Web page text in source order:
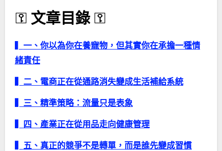
⚿ 文章目錄⚿
一、你以為你在養寵物，但其實你在承擔一種情
緒責任
二、電商正在從通路消失變成生活補給系統
▍三、精準策略：流量只是表象
四、產業正在從用品走向健康管理
五、真正的競爭不是轉單，而是誰先變成習慣